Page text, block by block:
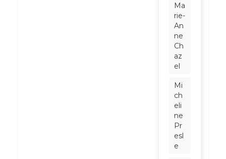
Ma
rie-
An
ne
Ch
az
el
Mi
ch
eli
ne
Pr
esl
e